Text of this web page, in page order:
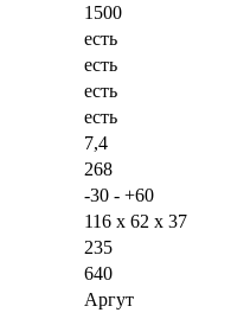
1500
есть
есть
есть
есть
7,4
268
-30 - +60
116 х 62 х 37
235
640
Аргут